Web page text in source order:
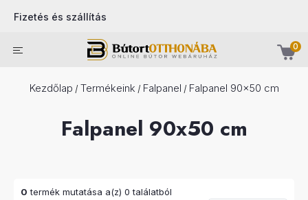
Fizetés és szállítás
0
Kezdőlap / Termékeink / Falpanel / Falpanel 90x50 cm
Falpanel 90x50 cm
0 termék mutatása a(z) 0 találatból